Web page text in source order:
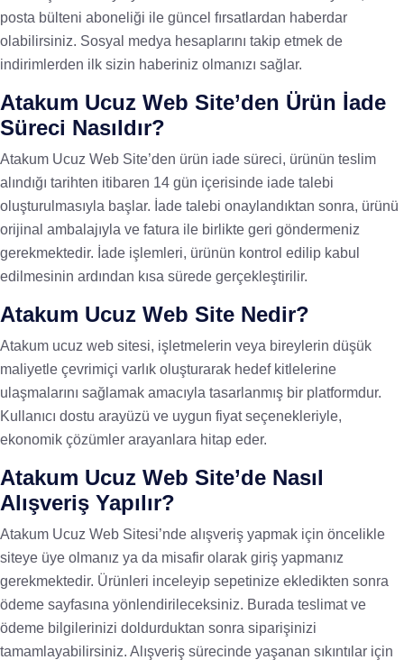
posta bülteni aboneliği ile güncel fırsatlardan haberdar
olabilirsiniz. Sosyal medya hesaplarını takip etmek de
indirimlerden ilk sizin haberiniz olmanızı sağlar.
Atakum Ucuz Web Site’den Ürün İade
Süreci Nasıldır?
Atakum Ucuz Web Site’den ürün iade süreci, ürünün teslim
alındığı tarihten itibaren 14 gün içerisinde iade talebi
oluşturulmasıyla başlar. İade talebi onaylandıktan sonra, ürünü
orijinal ambalajıyla ve fatura ile birlikte geri göndermeniz
gerekmektedir. İade işlemleri, ürünün kontrol edilip kabul
edilmesinin ardından kısa sürede gerçekleştirilir.
Atakum Ucuz Web Site Nedir?
Atakum ucuz web sitesi, işletmelerin veya bireylerin düşük
maliyetle çevrimiçi varlık oluşturarak hedef kitlelerine
ulaşmalarını sağlamak amacıyla tasarlanmış bir platformdur.
Kullanıcı dostu arayüzü ve uygun fiyat seçenekleriyle,
ekonomik çözümler arayanlara hitap eder.
Atakum Ucuz Web Site’de Nasıl
Alışveriş Yapılır?
Atakum Ucuz Web Sitesi’nde alışveriş yapmak için öncelikle
siteye üye olmanız ya da misafir olarak giriş yapmanız
gerekmektedir. Ürünleri inceleyip sepetinize ekledikten sonra
ödeme sayfasına yönlendirileceksiniz. Burada teslimat ve
ödeme bilgilerinizi doldurduktan sonra siparişinizi
tamamlayabilirsiniz. Alışveriş sürecinde yaşanan sıkıntılar için